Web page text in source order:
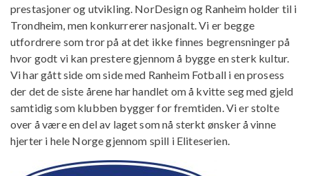
prestasjoner og utvikling. NorDesign og Ranheim holder til i
Trondheim, men konkurrerer nasjonalt. Vi er begge
utfordrere som tror på at det ikke finnes begrensninger på
hvor godt vi kan prestere gjennom å bygge en sterk kultur.
Vi har gått side om side med Ranheim Fotball i en prosess
der det de siste årene har handlet om å kvitte seg med gjeld
samtidig som klubben bygger for fremtiden. Vi er stolte
over å være en del av laget som nå sterkt ønsker å vinne
hjerter i hele Norge gjennom spill i Eliteserien.